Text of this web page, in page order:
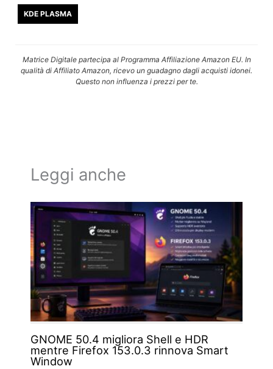
KDE PLASMA
Matrice Digitale partecipa al Programma Affiliazione Amazon EU. In
qualità di Affiliato Amazon, ricevo un guadagno dagli acquisti idonei.
Questo non influenza i prezzi per te.
Leggi anche
GNOME 50.4 migliora Shell e HDR
mentre Firefox 153.0.3 rinnova Smart
Window